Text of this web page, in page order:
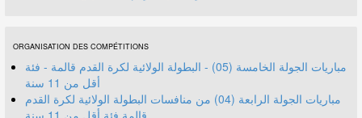
ORGANISATION DES COMPÉTITIONS
مباريات الجولة الخامسة (05) - البطولة الولائية لكرة القدم قالمة - فئة
أقل من 11 سنة
مباريات الجولة الرابعة (04) من منافسات البطولة الولائية لكرة القدم
قالمة فئة أقل من 11 سنة